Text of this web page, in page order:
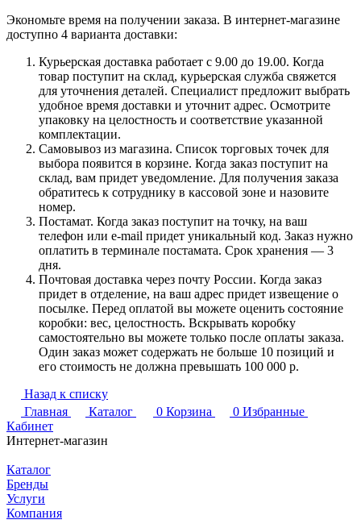
Экономьте время на получении заказа. В интернет-магазине
доступно 4 варианта доставки:
Курьерская доставка работает с 9.00 до 19.00. Когда
товар поступит на склад, курьерская служба свяжется
для уточнения деталей. Специалист предложит выбрать
удобное время доставки и уточнит адрес. Осмотрите
упаковку на целостность и соответствие указанной
комплектации.
Самовывоз из магазина. Список торговых точек для
выбора появится в корзине. Когда заказ поступит на
склад, вам придет уведомление. Для получения заказа
обратитесь к сотруднику в кассовой зоне и назовите
номер.
Постамат. Когда заказ поступит на точку, на ваш
телефон или e-mail придет уникальный код. Заказ нужно
оплатить в терминале постамата. Срок хранения — 3
дня.
Почтовая доставка через почту России. Когда заказ
придет в отделение, на ваш адрес придет извещение о
посылке. Перед оплатой вы можете оценить состояние
коробки: вес, целостность. Вскрывать коробку
самостоятельно вы можете только после оплаты заказа.
Один заказ может содержать не больше 10 позиций и
его стоимость не должна превышать 100 000 р.
Назад к списку
Главная
Каталог 0 Корзина 0 Избранные
Кабинет
Интернет-магазин
Каталог
Бренды
Услуги
Компания